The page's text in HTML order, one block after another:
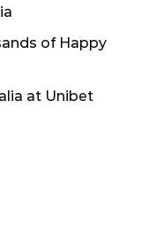
of Happy
at Unibet